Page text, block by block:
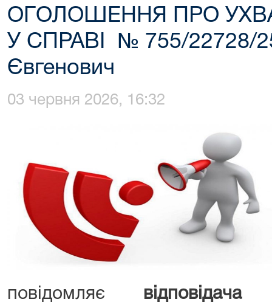
ОГОЛОШЕННЯ ПРО
У СПРАВІ № 755/22728/
Євгенович
03 червня 2026, 16:32
повідомляє